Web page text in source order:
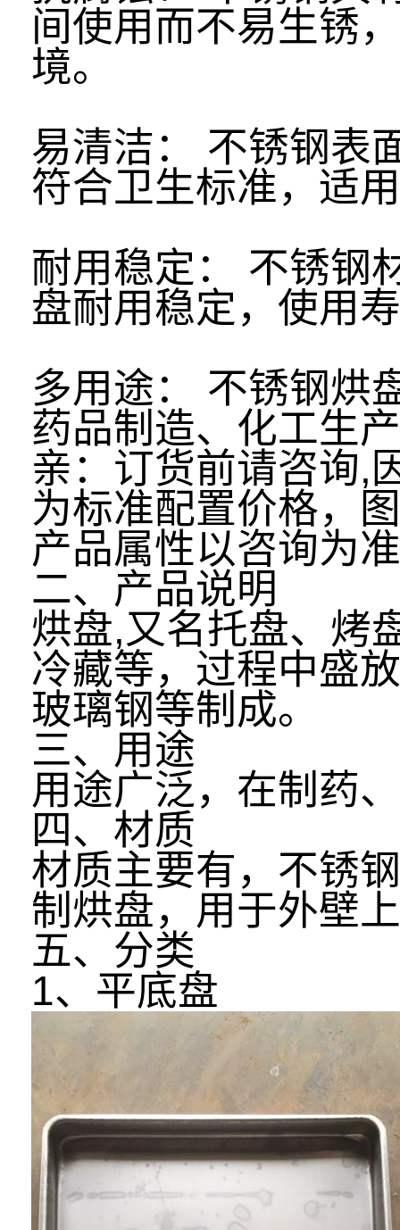
间使用而不易生锈
境。
易清洁： 不锈钢表
符合卫生标准，适
耐用稳定： 不锈钢
盘耐用稳定，使用
多用途： 不锈钢烘
药品制造、化工生
亲：订货前请咨询,
为标准配置价格，
产品属性以咨询为
二、产品说明
烘盘,又名托盘、烤
冷藏等，过程中盛
玻璃钢等制成。
三、用途
用途广泛，在制药
四、材质
材质主要有，不锈
制烘盘，用于外壁
五、分类
1、平底盘